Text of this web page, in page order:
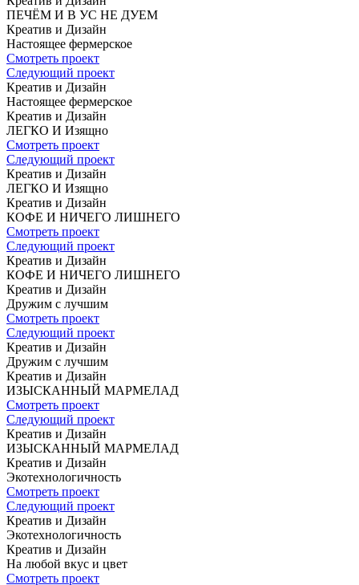
ПЕЧЁМ И В УС НЕ ДУЕМ
Креатив и Дизайн
Настоящее фермерское
Смотреть проект
Следующий проект
Креатив и Дизайн
Настоящее фермерское
Креатив и Дизайн
ЛЕГКО И Изящно
Смотреть проект
Следующий проект
Креатив и Дизайн
ЛЕГКО И Изящно
Креатив и Дизайн
КОФЕ И НИЧЕГО ЛИШНЕГО
Смотреть проект
Следующий проект
Креатив и Дизайн
КОФЕ И НИЧЕГО ЛИШНЕГО
Креатив и Дизайн
Дружим с лучшим
Смотреть проект
Следующий проект
Креатив и Дизайн
Дружим с лучшим
Креатив и Дизайн
ИЗЫСКАННЫЙ МАРМЕЛАД
Смотреть проект
Следующий проект
Креатив и Дизайн
ИЗЫСКАННЫЙ МАРМЕЛАД
Креатив и Дизайн
Экотехнологичность
Смотреть проект
Следующий проект
Креатив и Дизайн
Экотехнологичность
Креатив и Дизайн
На любой вкус и цвет
Смотреть проект